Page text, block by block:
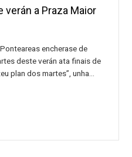
a Praza Maior
encherase de
deste verán ata finais de
plan dos martes”, unha…